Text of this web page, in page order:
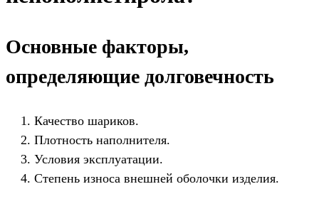
Основные факторы,
определяющие долговечность
Качество шариков.
Плотность наполнителя.
Условия эксплуатации.
Степень износа внешней оболочки изделия.